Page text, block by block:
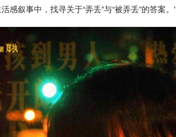
感叙事中，找寻关于“弄丢”与“被弄丢”的答案。'